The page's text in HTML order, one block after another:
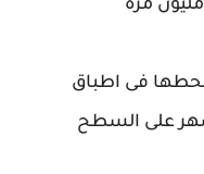
مرة
فى اطباق
على السطح